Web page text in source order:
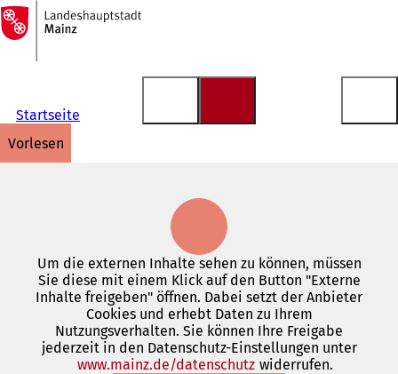
Inhalt anspringen
Zur
Startseite
Startseite
vorlesen
Um die externen Inhalte sehen zu können, müssen
Sie diese mit einem Klick auf den Button "Externe
Inhalte freigeben" öffnen. Dabei setzt der Anbieter
Cookies und erhebt Daten zu Ihrem
Nutzungsverhalten. Sie können Ihre Freigabe
jederzeit in den Datenschutz-Einstellungen unter
www.mainz.de/datenschutz(Öffnet
widerrufen.